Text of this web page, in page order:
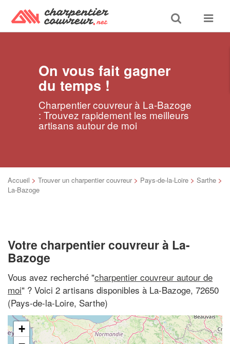
Toggle
search
Toggle
On vous fait gagner
du temps !
Charpentier couvreur à La-Bazoge
: Trouvez rapidement les meilleurs
artisans autour de moi
Accueil > Trouver un charpentier couvreur > Pays-de-la-Loire > Sarthe >
La-Bazoge
Votre charpentier couvreur à La-
Bazoge
Vous avez recherché "charpentier couvreur autour de
moi" ? Voici 2 artisans disponibles à La-Bazoge, 72650
(Pays-de-la-Loire, Sarthe)
+